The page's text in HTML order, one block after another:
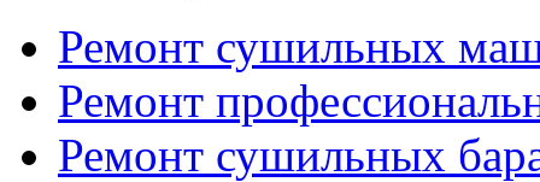
Ремонт сушильных
Ремонт
Ремонт сушильных